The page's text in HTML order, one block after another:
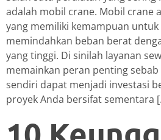
adalah mobil crane. Mobil crane
yang memiliki kemampuan
memindahkan beban berat
yang tinggi. Di sinilah layanan
memainkan peran penting
sendiri dapat menjadi investasi
proyek Anda bersifat sementara